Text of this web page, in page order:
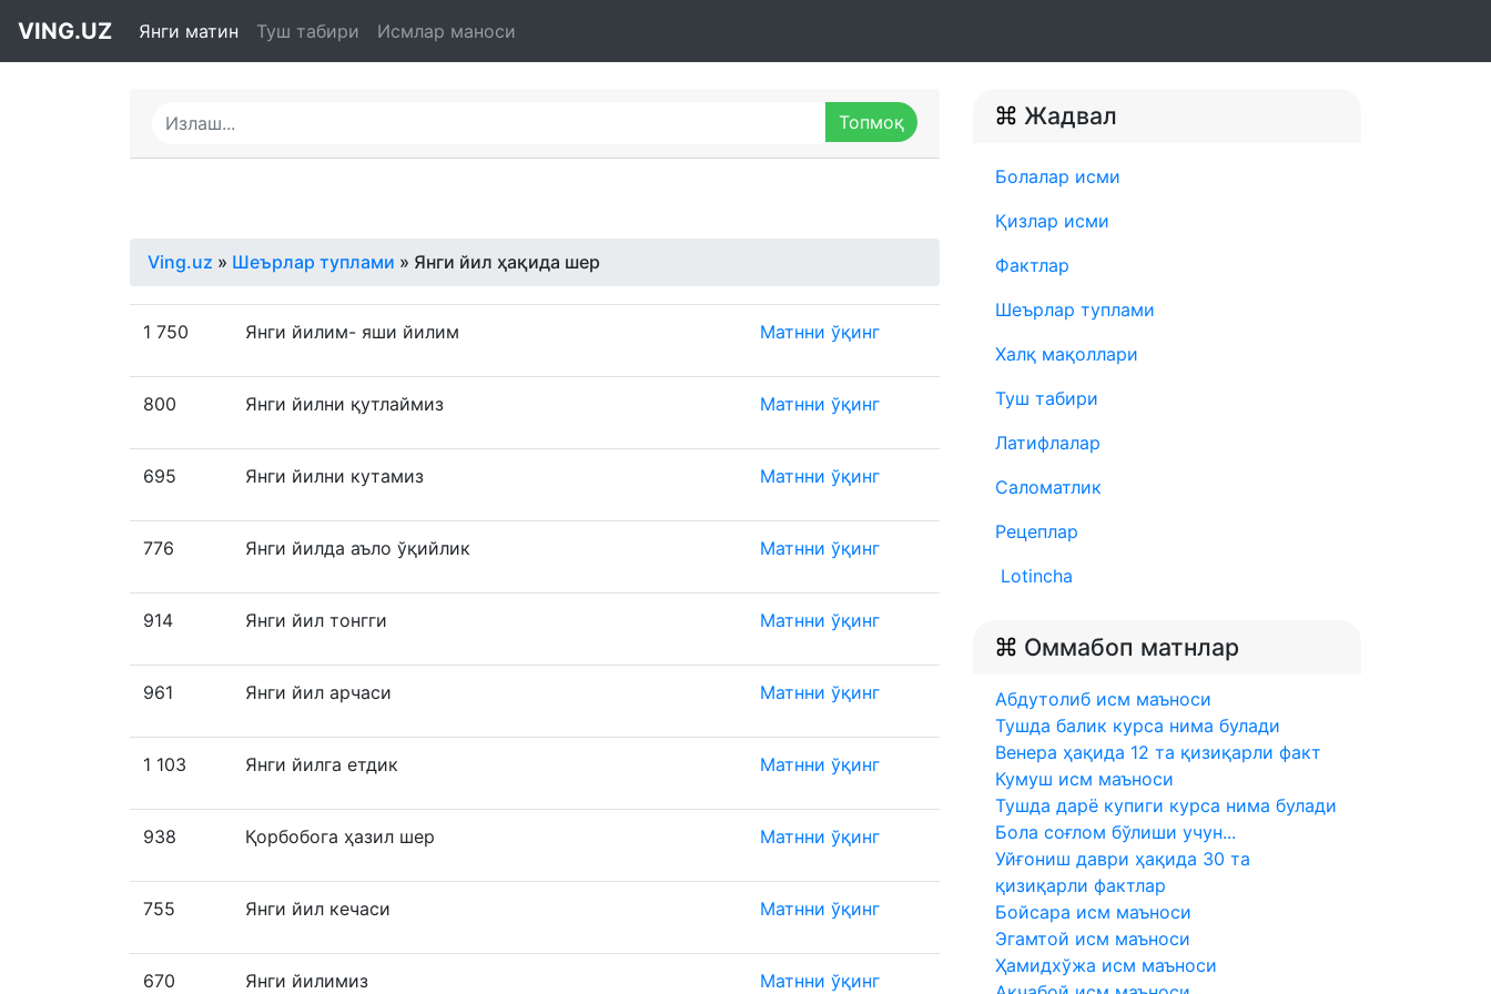
VING.UZ Янги матин Туш табири Исмлар маноси
Ving.uz » Шеърлар туплами » Янги йил ҳақида шер
1 750 Янги йилим- яши йилим Матнни ўқинг
800 Янги йилни қутлаймиз Матнни ўқинг
695 Янги йилни кутамиз Матнни ўқинг
776 Янги йилда аъло ўқийлик Матнни ўқинг
914 Янги йил тонгги Матнни ўқинг
961 Янги йил арчаси Матнни ўқинг
1 103 Янги йилга етдик Матнни ўқинг
938 Қорбобога ҳазил шер Матнни ўқинг
755 Янги йил кечаси Матнни ўқинг
670 Янги йилимиз Матнни ўқинг
Жадвал
Болалар исми
Қизлар исми
Фактлар
Шеърлар туплами
Халқ мақоллари
Туш табири
Латифлалар
Саломатлик
Рецеплар
Lotincha
Оммабоп матнлар
Абдутолиб исм маъноси
Тушда балик курса нима булади
Венера ҳақида 12 та қизиқарли факт
Кумуш исм маъноси
Тушда дарё купиги курса нима булади
Бола соғлом бўлиши учун...
Уйғониш даври ҳақида 30 та
қизиқарли фактлар
Бойсара исм маъноси
Эгамтой исм маъноси
Ҳамидхўжа исм маъноси